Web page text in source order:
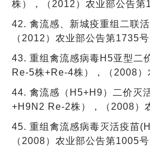
株），（2012）农业部公告第
42. 禽流感、新城疫重组二联
（2012）农业部公告第1735号
43. 重组禽流感病毒H5亚型二
Re-5株+Re-4株），（2008
44. 禽流感（H5+H9）二价灭
+H9N2 Re-2株），（2008）
45. 重组禽流感病毒灭活疫苗
（2008）农业部公告第1005号